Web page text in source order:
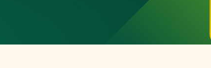
Terugverdien­tijden
Voorkomen van